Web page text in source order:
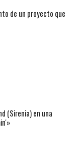
de un proyecto que
(Sirenia) en una